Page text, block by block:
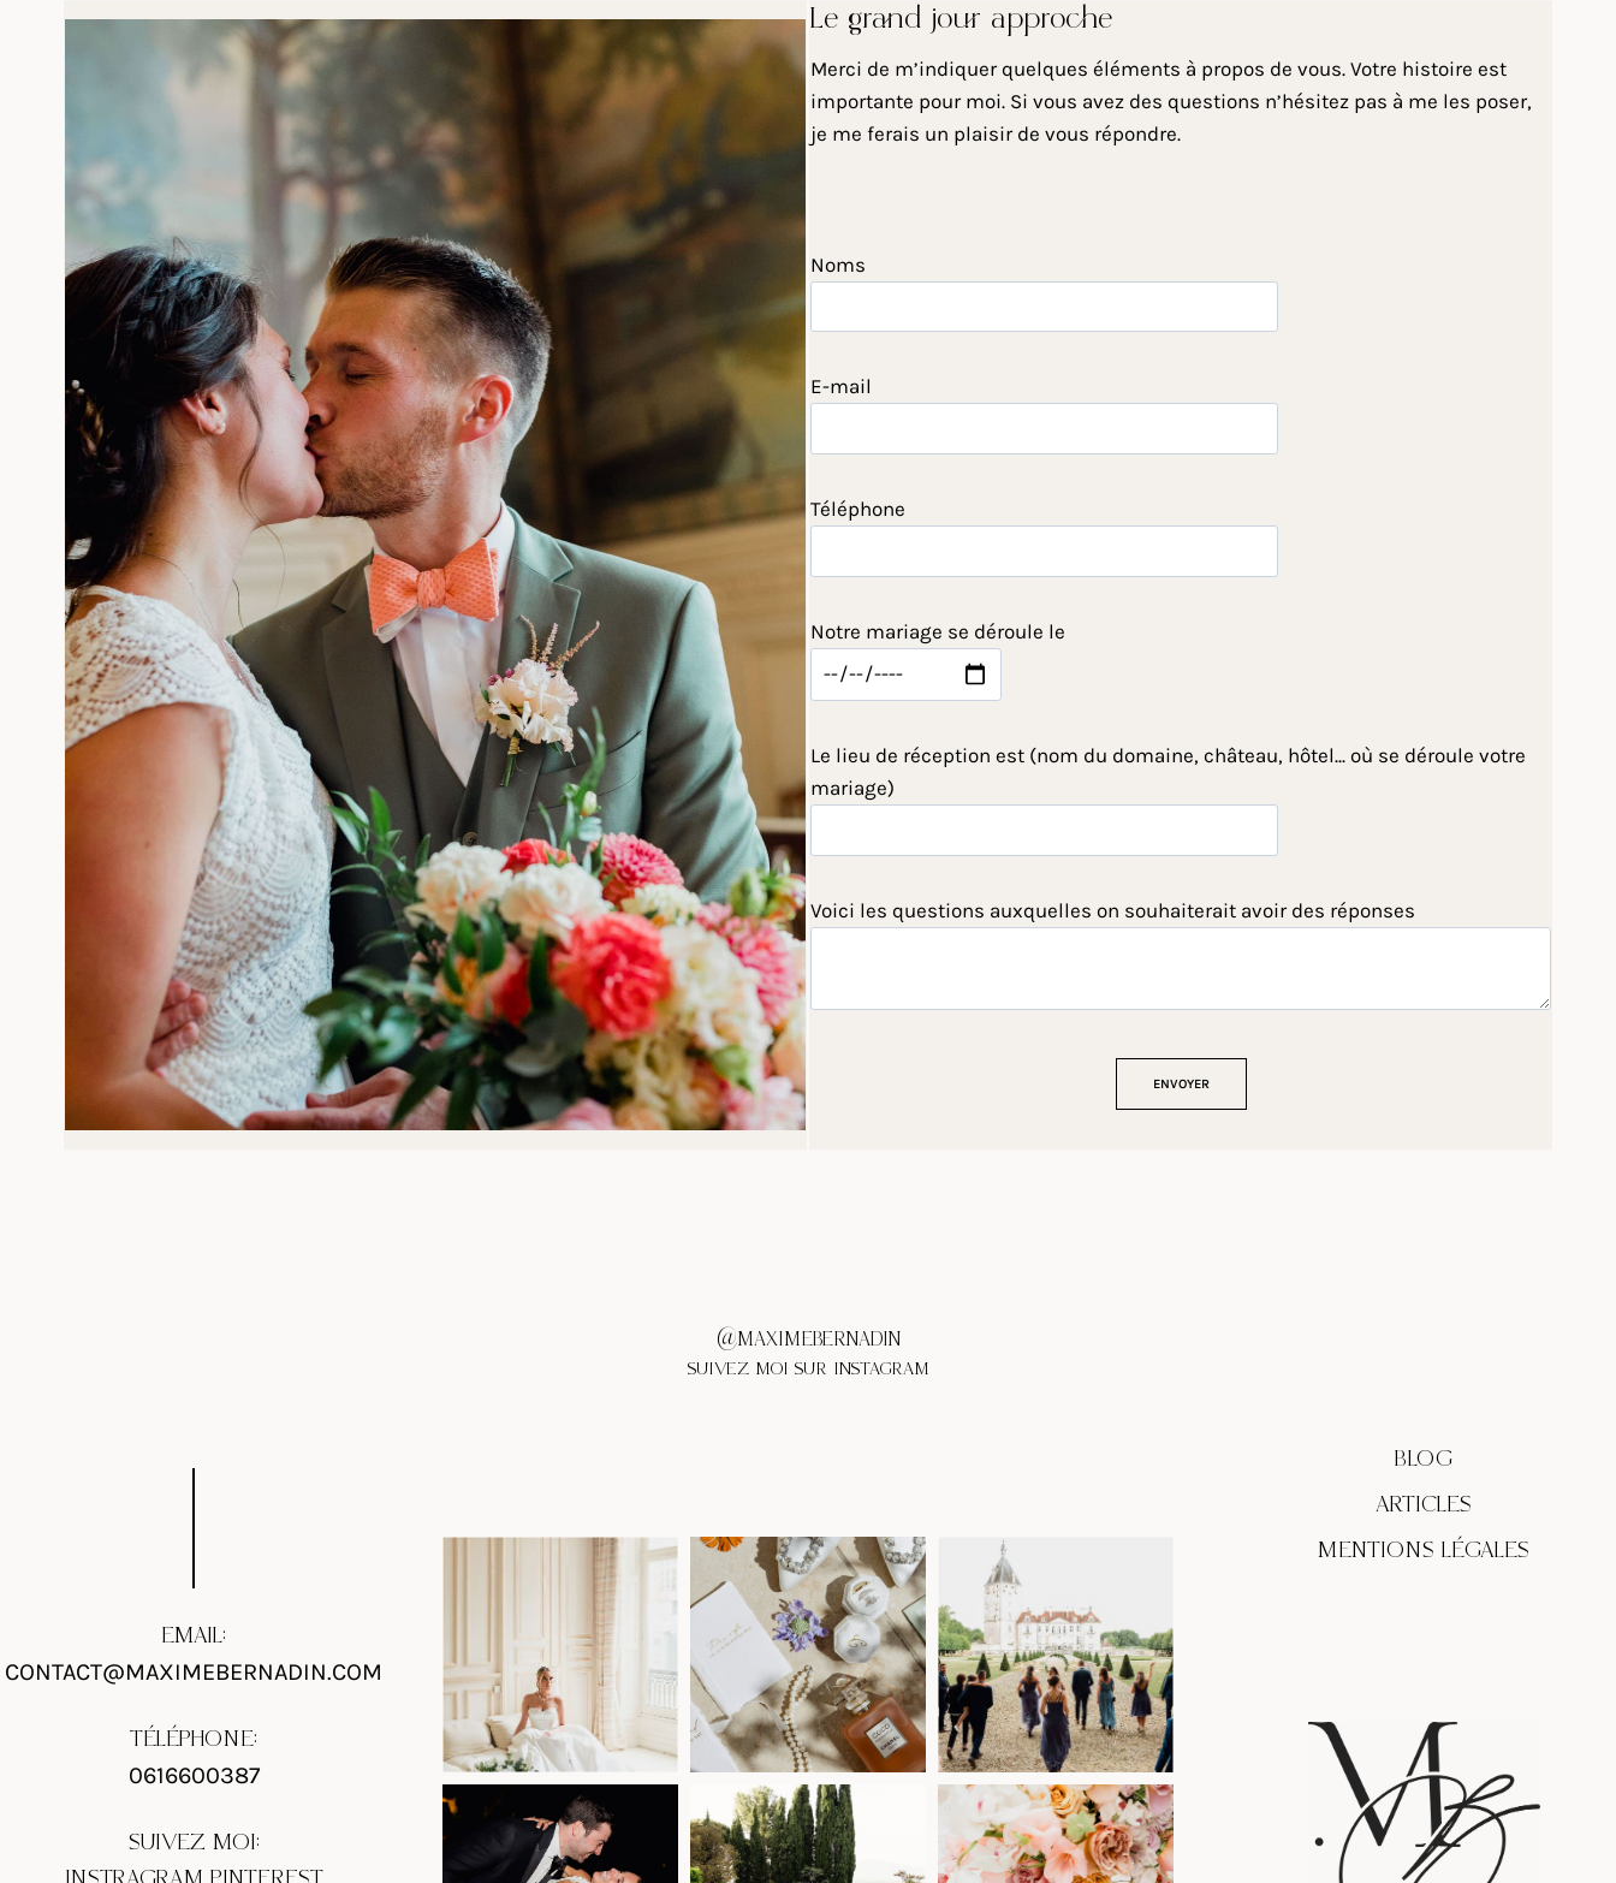
Le grand jour approche
Merci de m’indiquer quelques éléments à propos de vous. Votre histoire est
importante pour moi. Si vous avez des questions n’hésitez pas à me les poser,
je me ferais un plaisir de vous répondre.
Noms
E-mail
Téléphone
Notre mariage se déroule le
Le lieu de réception est (nom du domaine, château, hôtel... où se déroule votre
mariage)
Voici les questions auxquelles on souhaiterait avoir des réponses
@MAXIMEBERNADIN
SUIVEZ MOI SUR INSTAGRAM
EMAIL:
CONTACT@MAXIMEBERNADIN.COM
TÉLÉPHONE:
0616600387
SUIVEZ MOI:
BLOG
ARTICLES
MENTIONS LÉGALES